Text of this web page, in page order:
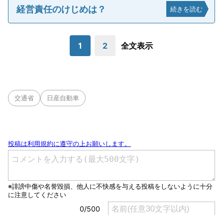
経営責任のけじめは？ 続きを読む
1 2 全文表示
交通省 日産自動車